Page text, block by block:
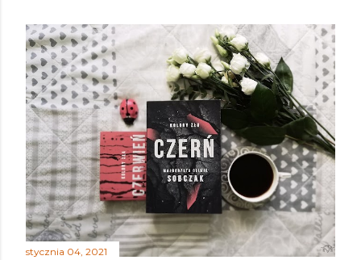
stycznia 04, 2021